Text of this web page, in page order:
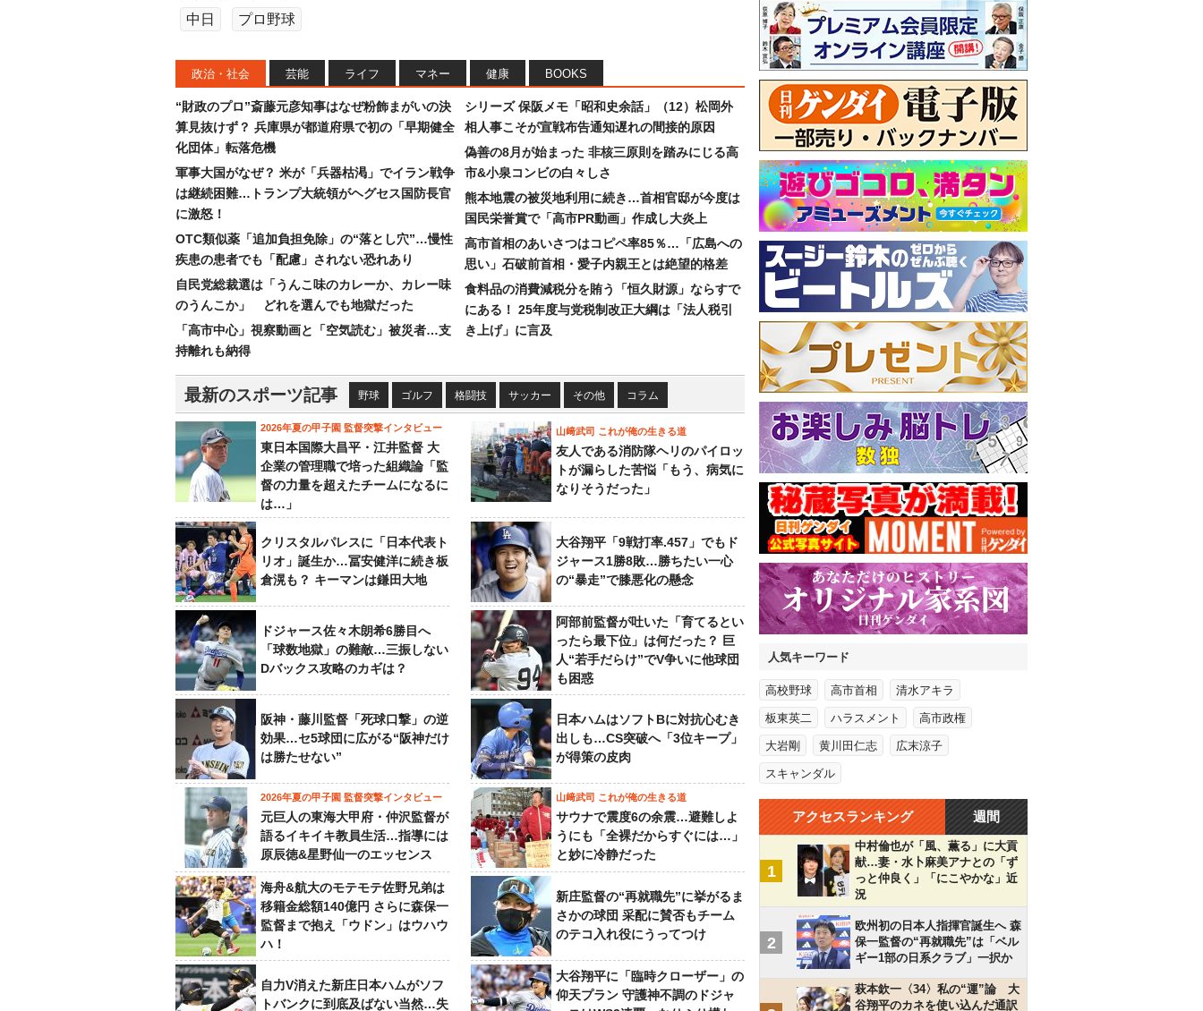
中日
プロ野球
政治・社会 芸能 ライフ マネー 健康 BOOKS
“財政のプロ”斎藤元彦知事はなぜ粉飾まがいの決
算見抜けず？ 兵庫県が都道府県で初の「早期健全
化団体」転落危機
軍事大国がなぜ？ 米が「兵器枯渇」でイラン戦争
は継続困難…トランプ大統領がヘグセス国防長官
に激怒！
OTC類似薬「追加負担免除」の“落とし穴”…慢性
疾患の患者でも「配慮」されない恐れあり
自民党総裁選は「うんこ味のカレーか、カレー味
のうんこか」 どれを選んでも地獄だった
「高市中心」視察動画と「空気読む」被災者…支
持離れも納得
シリーズ 保阪メモ「昭和史余話」（12）松岡外
相人事こそが宣戦布告通知遅れの間接的原因
偽善の8月が始まった 非核三原則を踏みにじる高
市&小泉コンビの白々しさ
熊本地震の被災地利用に続き…首相官邸が今度は
国民栄誉賞で「高市PR動画」作成し大炎上
高市首相のあいさつはコピペ率85％…「広島への
思い」石破前首相・愛子内親王とは絶望的格差
食料品の消費減税分を賄う「恒久財源」ならすで
にある！ 25年度与党税制改正大綱は「法人税引
き上げ」に言及
最新のスポーツ記事 野球 ゴルフ 格闘技 サッカー その他 コラム
2026年夏の甲子園 監督突撃インタビュー
東日本国際大昌平・江井監督 大
企業の管理職で培った組織論「監
督の力量を超えたチームになるに
は…」
山﨑武司 これが俺の生きる道
友人である消防隊ヘリのパイロッ
トが漏らした苦悩「もう、病気に
なりそうだった」
クリスタルパレスに「日本代表ト
リオ」誕生か…冨安健洋に続き板
倉滉も？ キーマンは鎌田大地
大谷翔平「9戦打率.457」でもド
ジャース1勝8敗…勝ちたい一心
の“暴走”で膝悪化の懸念
ドジャース佐々木朗希6勝目へ
「球数地獄」の難敵…三振しない
Dバックス攻略のカギは？
阿部前監督が吐いた「育てるとい
ったら最下位」は何だった？ 巨
人“若手だらけ”でV争いに他球団
も困惑
阪神・藤川監督「死球口撃」の逆
効果…セ5球団に広がる“阪神だけ
は勝たせない”
日本ハムはソフトBに対抗心むき
出しも…CS突破へ「3位キープ」
が得策の皮肉
2026年夏の甲子園 監督突撃インタビュー
元巨人の東海大甲府・仲沢監督が
語るイキイキ教員生活…指導には
原辰徳&星野仙一のエッセンス
山﨑武司 これが俺の生きる道
サウナで震度6の余震…避難しよ
うにも「全裸だからすぐには…」
と妙に冷静だった
海舟&航大のモテモテ佐野兄弟は
移籍金総額140億円 さらに森保一
監督まで抱え「ウドン」はウハウ
ハ！
新庄監督の“再就職先”に挙がるま
さかの球団 采配に賛否もチーム
のテコ入れ役にうってつけ
自力V消えた新庄日本ハムがソフ
トバンクに到底及ばない当然…失
大谷翔平に「臨時クローザー」の
仰天プラン 守護神不調のドジャ
人気キーワード
高校野球 高市首相 清水アキラ
板東英二 ハラスメント 高市政権
大岩剛 黄川田仁志 広末涼子
スキャンダル
アクセスランキング 週間
1
中村倫也が「風、薫る」に大貢
献…妻・水卜麻美アナとの「ず
っと仲良く」「にこやかな」近
況
2
欧州初の日本人指揮官誕生へ 森
保一監督の“再就職先”は「ベル
ギー1部の日系クラブ」一択か
萩本欽一〈34〉私の“運”論 大
谷翔平のカネを使い込んだ通訳